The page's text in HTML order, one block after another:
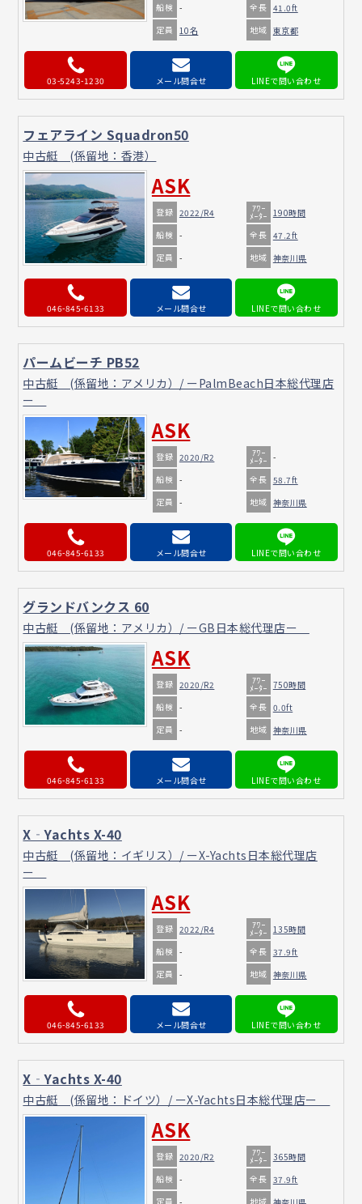
船検 - 全長 41.0ft
定員 10名 地域 東京都
03-5243-1230 メール問合せ
フェアライン Squadron50
中古艇 (係留地：香港）
ASK
登録 2022/R4 ｱﾜｰ
ﾒｰﾀｰ 190時間
船検 - 全長 47.2ft
定員 - 地域 神奈川県
046-845-6133 メール問合せ
パームビーチ PB52
中古艇 (係留地：アメリカ）/ ーPalmBeach日本総代理店
ー
ASK
登録 2020/R2 ｱﾜｰ
ﾒｰﾀｰ -
船検 - 全長 58.7ft
定員 - 地域 神奈川県
046-845-6133 メール問合せ
グランドバンクス 60
中古艇 (係留地：アメリカ）/ ーGB日本総代理店ー
ASK
登録 2020/R2 ｱﾜｰ
ﾒｰﾀｰ 750時間
船検 - 全長 0.0ft
定員 - 地域 神奈川県
046-845-6133 メール問合せ
X‐Yachts X-40
中古艇 (係留地：イギリス）/ ーX-Yachts日本総代理店
ー
ASK
登録 2022/R4 ｱﾜｰ
ﾒｰﾀｰ 135時間
船検 - 全長 37.9ft
定員 - 地域 神奈川県
046-845-6133 メール問合せ
X‐Yachts X-40
中古艇 (係留地：ドイツ）/ ーX-Yachts日本総代理店ー
ASK
登録 2020/R2 ｱﾜｰ
ﾒｰﾀｰ 365時間
船検 - 全長 37.9ft
定員
地域